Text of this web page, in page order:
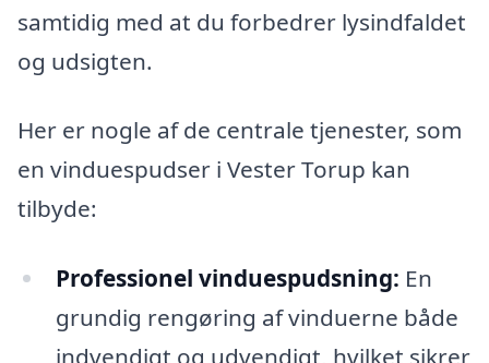
samtidig med at du forbedrer lysindfaldet
og udsigten.
Her er nogle af de centrale tjenester, som
en vinduespudser i Vester Torup kan
tilbyde:
Professionel vinduespudsning: En
grundig rengøring af vinduerne både
indvendigt og udvendigt, hvilket sikrer